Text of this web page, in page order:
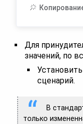
Для
значений, по
сценарий.
В
только